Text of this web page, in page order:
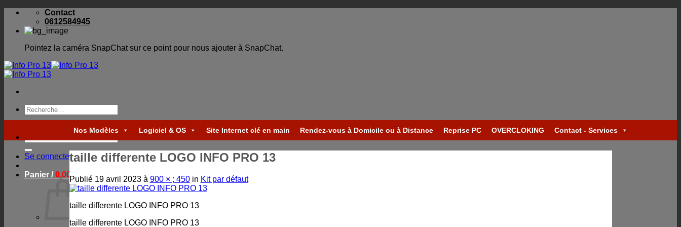
Skip
content
Contact
0612584945
Pointez la caméra SnapChat sur ce point pour nous ajouter à SnapChat.
Recherche
pour :
pour :
Se connecter
Panier /0,00€
Nos Modèles Logiciel & OS Site Internet clé en main Rendez-vous à Domicile ou à Distance Reprise PC OVERCLOKING Contact - Services
taille differente LOGO INFO PRO 13
Publié 19 avril 2023à 900 × ; 450in Kit par défaut
taille differente LOGO INFO PRO 13
taille differente LOGO INFO PRO 13